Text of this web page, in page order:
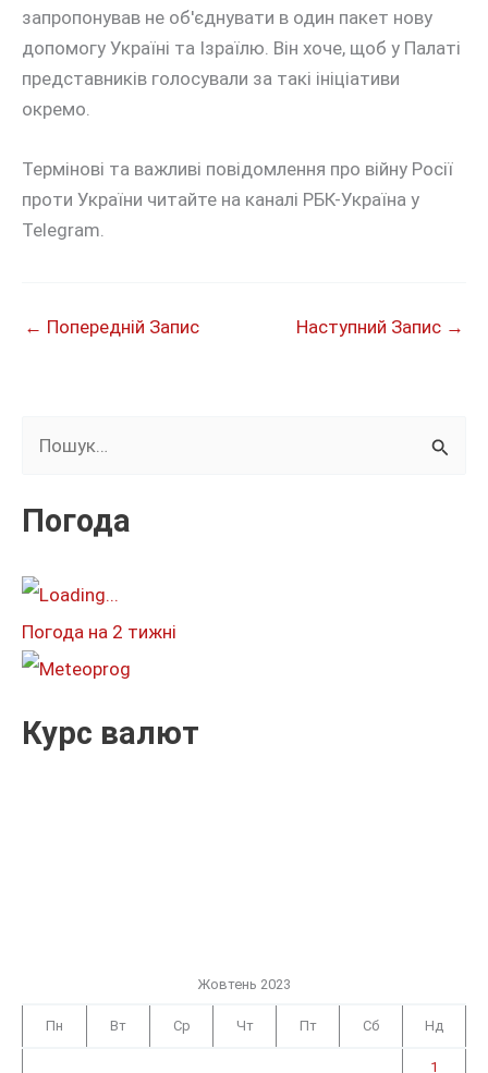
запропонував не об'єднувати в один пакет нову
допомогу Україні та Ізраїлю. Він хоче, щоб у Палаті
представників голосували за такі ініціативи
окремо.
Термінові та важливі повідомлення про війну Росії
проти України читайте на каналі РБК-Україна у
Telegram.
← Попередній Запис Наступний Запис →
к
т
:
Погода
Погода на 2 тижні
Курс валют
Жовтень 2023
Пн Вт Ср Чт Пт Сб Нд
1